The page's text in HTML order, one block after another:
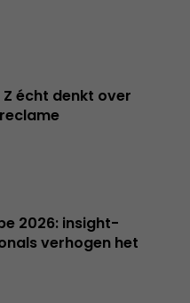
Z écht denkt over
2026: insight-
verhogen het